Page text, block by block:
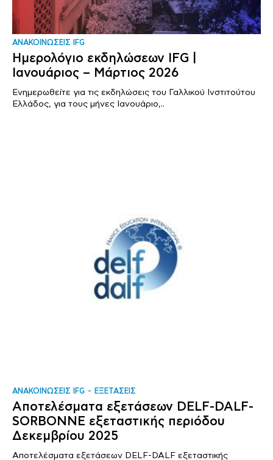
ΑΝΑΚΟΙΝΩΣΕΙΣ IFG
Ημερολόγιο εκδηλώσεων IFG |
Ιανουάριος – Μάρτιος 2026
Ενημερωθείτε για τις εκδηλώσεις του Γαλλικού Ινστιτούτου
Ελλάδος, για τους μήνες Ιανουάριο,..
ΑΝΑΚΟΙΝΩΣΕΙΣ IFG ΕΞΕΤΑΣΕΙΣ
Αποτελέσματα εξετάσεων DELF-DALF-
SORBONNE εξεταστικής περιόδου
Δεκεμβρίου 2025
Αποτελέσματα εξετάσεων DELF-DALF εξεταστικής